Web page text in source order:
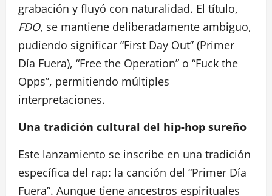
grabación y fluyó con naturalidad. El título,
FDO, se mantiene deliberadamente ambiguo,
pudiendo significar “First Day Out” (Primer
Día Fuera), “Free the Operation” o “Fuck the
Opps”, permitiendo múltiples
interpretaciones.
Una tradición cultural del hip-hop sureño
Este lanzamiento se inscribe en una tradición
específica del rap: la canción del “Primer Día
Fuera”. Aunque tiene ancestros espirituales